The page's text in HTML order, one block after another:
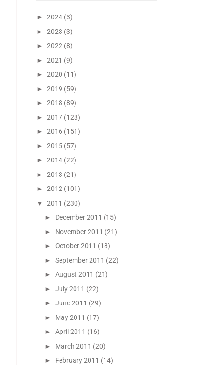
► 2024 (3)
► 2023 (3)
► 2022 (8)
► 2021 (9)
► 2020 (11)
► 2019 (59)
► 2018 (89)
► 2017 (128)
► 2016 (151)
► 2015 (57)
► 2014 (22)
► 2013 (21)
► 2012 (101)
▼
2011 (230)
► December 2011 (15)
► November 2011 (21)
► October 2011 (18)
► September 2011 (22)
► August 2011 (21)
► July 2011 (22)
► June 2011 (29)
► May 2011 (17)
► April 2011 (16)
► March 2011 (20)
► February 2011 (14)